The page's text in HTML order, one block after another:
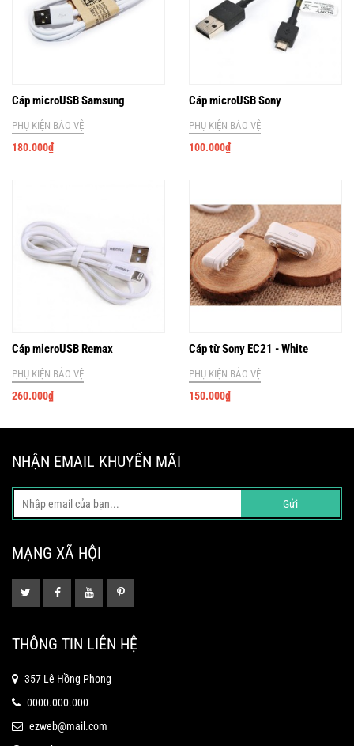
Cáp microUSB Samsung
PHỤ KIỆN BẢO VỆ
180.000₫
Cáp microUSB Sony
PHỤ KIỆN BẢO VỆ
100.000₫
Cáp microUSB Remax
PHỤ KIỆN BẢO VỆ
260.000₫
Cáp từ Sony EC21 - White
PHỤ KIỆN BẢO VỆ
150.000₫
NHẬN EMAIL KHUYẾN MÃI
Gửi
MẠNG XÃ HỘI
THÔNG TIN LIÊN HỆ
357 Lê Hồng Phong
0000.000.000
ezweb@mail.com